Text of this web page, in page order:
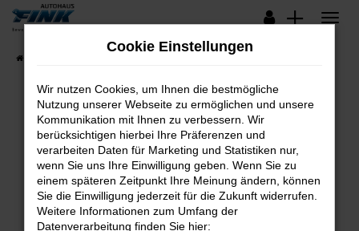
Zum
springen
Lagerfahrzeuge
Fehler: Network Error
Beim Laden ist ein Fehler aufgetreten.
Hier sind ein paar Tipps, die dir helfen können:
Überprüfe deine Firewall und deine
Internetverbindung.
Cookie Einstellungen
Wir nutzen Cookies, um Ihnen die bestmögliche
Nutzung unserer Webseite zu ermöglichen und unsere
Kommunikation mit Ihnen zu verbessern. Wir
berücksichtigen hierbei Ihre Präferenzen und
verarbeiten Daten für Marketing und Statistiken nur,
wenn Sie uns Ihre Einwilligung geben. Wenn Sie zu
einem späteren Zeitpunkt Ihre Meinung ändern, können
Sie die Einwilligung jederzeit für die Zukunft widerrufen.
Weitere Informationen zum Umfang der
Datenverarbeitung finden Sie hier: